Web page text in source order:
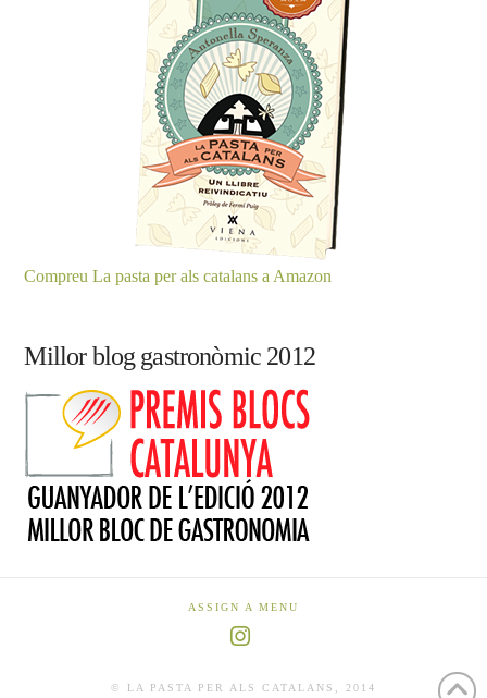
Compreu La pasta per als catalans a Amazon
Millor blog gastronòmic 2012
ASSIGN A MENU
© LA PASTA PER ALS CATALANS, 2014